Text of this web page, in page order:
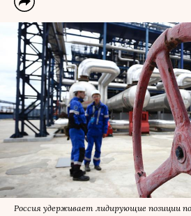
Россия удерживает лидирующие позиции